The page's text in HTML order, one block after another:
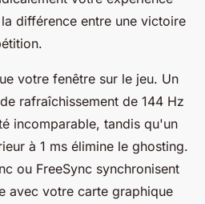
différence entre une victoire
votre fenêtre sur le jeu. Un
rafraîchissement de 144 Hz
incomparable, tandis qu'un
à 1 ms élimine le ghosting.
ou FreeSync synchronisent
avec votre carte graphique